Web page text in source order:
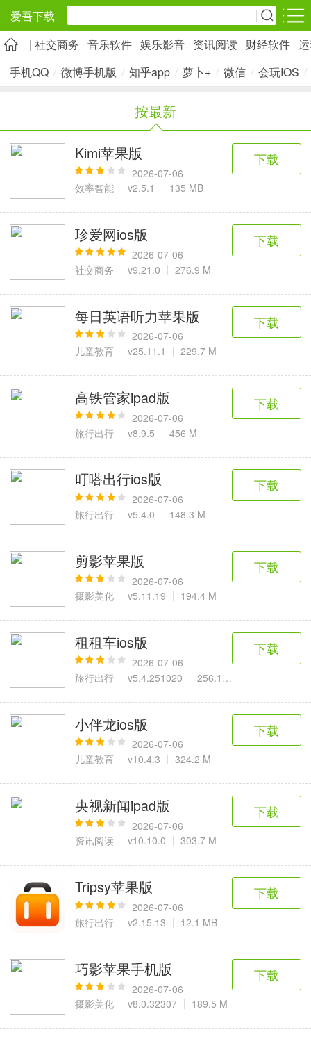
爱吾下载
安卓应用 安卓游戏
旅游出行
社交通讯
2千+款应用
影音播放
实用工具
2万+款应用
金融理财
2百+款应用
网上购物
资讯阅读
1万+款应用
学习办公
3万+款应用
生活服务
2万+款应用
医疗健康
6千+款应用
母婴育儿
2百+款应用
趣味娱乐
3千+款应用
图像拍照
9百+款应用
社交商务 音乐软件 娱乐影音 资讯阅读 财经软件
手机QQ / 微博手机版 / 知乎app / 萝卜+ / 微信 / 会玩IOS /
按最新
Kimi苹果版
2026-07-06
效率智能
v2.5.1 135 MB
下载
珍爱网ios版
2026-07-06
社交商务
v9.21.0 276.9 M
下载
每日英语听力苹果版
2026-07-06
儿童教育
v25.11.1 229.7 M
下载
高铁管家ipad版
2026-07-06
旅行出行
v8.9.5 456 M
下载
叮嗒出行ios版
2026-07-06
旅行出行
v5.4.0 148.3 M
下载
剪影苹果版
2026-07-06
摄影美化
v5.11.19 194.4 M
下载
租租车ios版
2026-07-06
旅行出行
v5.4.251020 256.1 M
下载
小伴龙ios版
2026-07-06
儿童教育
v10.4.3 324.2 M
下载
央视新闻ipad版
2026-07-06
资讯阅读
v10.10.0 303.7 M
下载
Tripsy苹果版
2026-07-06
旅行出行
v2.15.13 12.1 MB
下载
巧影苹果手机版
2026-07-06
摄影美化
v8.0.32307 189.5 M
下载